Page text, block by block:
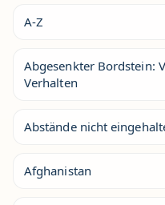
A-Z
Abgesenkter Bordstein:
Verhalten
Abstände nicht
Afghanistan